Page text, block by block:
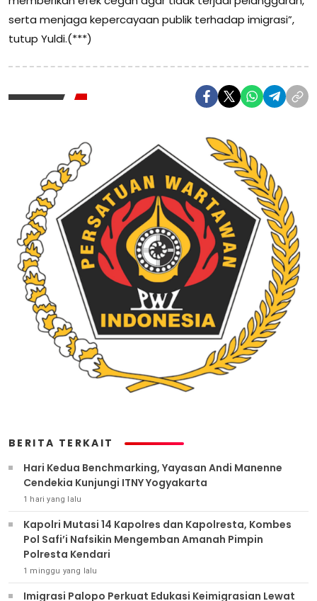
serta menjaga kepercayaan publik terhadap imigrasi”,
tutup Yuldi.(***)
BERITA TERKAIT
Hari Kedua Benchmarking, Yayasan Andi Manenne
Cendekia Kunjungi ITNY Yogyakarta
1 hari yang lalu
Kapolri Mutasi 14 Kapolres dan Kapolresta, Kombes
Pol Safi’i Nafsikin Mengemban Amanah Pimpin
Polresta Kendari
1 minggu yang lalu
Imigrasi Palopo Perkuat Edukasi Keimigrasian Lewat